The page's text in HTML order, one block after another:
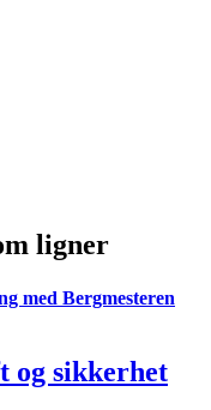
ligner
med Bergmesteren
og sikkerhet